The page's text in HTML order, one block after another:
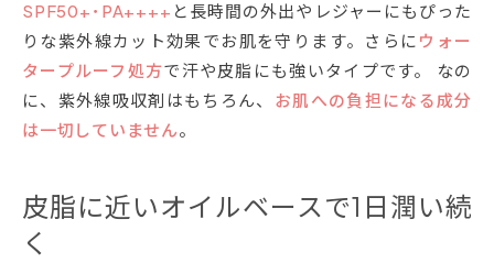
SPF50+･PA++++ と長時間の外出やレジャーにもぴった
りな紫外線カット効果でお肌を守ります。さらに ウォー
タープルーフ処方で汗や皮脂にも強いタイプです。 なの
に、紫外線吸収剤はもちろん、 お肌への負担になる成分
は一切していません。
皮脂に近いオイルベースで1日潤い続
く